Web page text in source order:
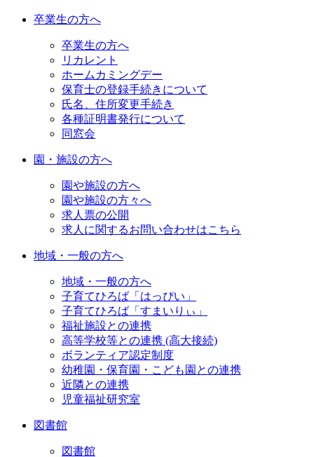
卒業生の方へ
卒業生の方へ
リカレント
ホームカミングデー
保育士の登録手続きについて
氏名、住所変更手続き
各種証明書発行について
同窓会
園・施設の方へ
園や施設の方へ
園や施設の方々へ
求人票の公開
求人に関するお問い合わせはこちら
地域・一般の方へ
地域・一般の方へ
子育てひろば「はっぴい」
子育てひろば「すまいりぃ」
福祉施設との連携
高等学校等との連携 (高大接続)
ボランティア認定制度
幼稚園・保育園・こども園との連携
近隣との連携
児童福祉研究室
図書館
図書館